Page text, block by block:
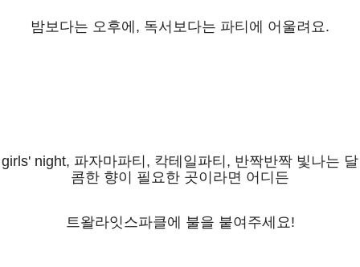
밤보다는 오후에, 독서보다는 파티에 어울려요.
girls' night, 파자마파티, 칵테일파티, 반짝반짝 빛나는 달
콤한 향이 필요한 곳이라면 어디든
트왈라잇스파클에 불을 붙여주세요!